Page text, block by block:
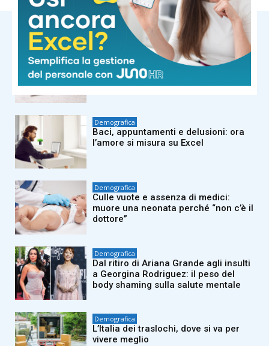
NOTIZIE CORRELATE
Demografica
Pillola, anello vaginale e impianto
sottocutaneo: l’allerta Aifa sul rischio
meningioma
Demografica
Baci, appuntamenti e delusioni: ora
l’amore si misura su Excel
Demografica
Culle vuote e assenza di medici:
muore una neonata perché “non c’è il
dottore”
Demografica
Dal ritiro di Ariana Grande agli insulti
a Georgina Rodriguez: il peso del
body shaming sulla salute mentale
Demografica
L’Italia dei traslochi, dove si va per
vivere meglio